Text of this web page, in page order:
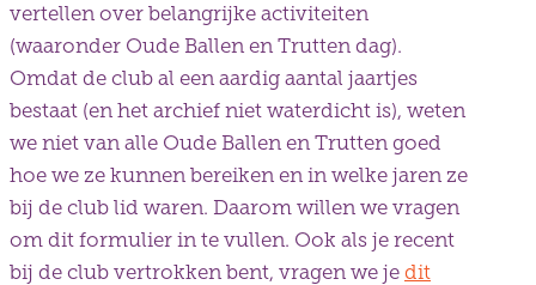
vertellen over belangrijke activiteiten
(waaronder Oude Ballen en Trutten dag).
Omdat de club al een aardig aantal jaartjes
bestaat (en het archief niet waterdicht is), weten
we niet van alle Oude Ballen en Trutten goed
hoe we ze kunnen bereiken en in welke jaren ze
bij de club lid waren. Daarom willen we vragen
om dit formulier in te vullen. Ook als je recent
bij de club vertrokken bent, vragen we je dit